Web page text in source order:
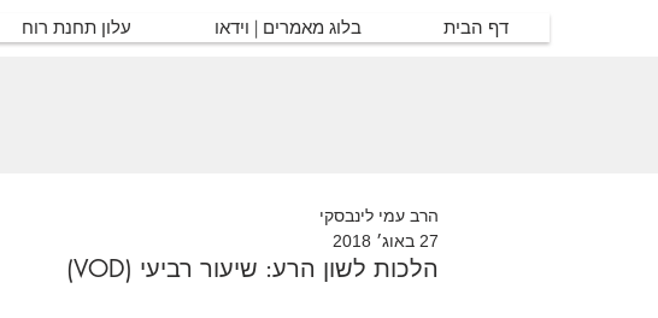
דף הבית בלוג מאמרים | וידאו עלון תחנת רוח
הלכות לשון הרע: שיעור רביעי (VOD)
הרב עמי לינבסקי
27 באוג׳ 2018